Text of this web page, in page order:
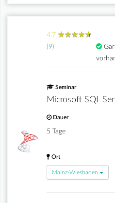
4.7 ★★★★★
★★★★★
(9)
Seminar
Microsoft SQL
Dauer
5 Tage
Ort
Mainz-Wiesbaden